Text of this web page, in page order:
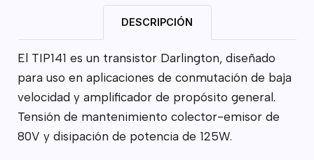
DESCRIPCIÓN
El TIP141 es un transistor Darlington, diseñado
para uso en aplicaciones de conmutación de baja
velocidad y amplificador de propósito general.
Tensión de mantenimiento colector-emisor de
80V y disipación de potencia de 125W.